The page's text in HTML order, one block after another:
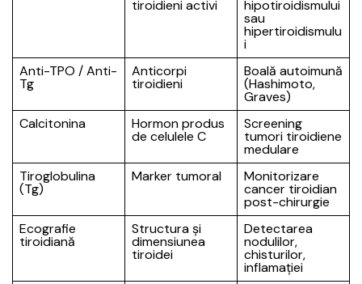
tiroidieni activi hipotiroidismului
sau
hipertiroidismulu
i
Anti-TPO / Anti-
Tg
Anticorpi
tiroidieni
Boală autoimună
(Hashimoto,
Graves)
Calcitonina
Hormon produs
de celulele C
Screening
tumori tiroidiene
medulare
Tiroglobulina
(Tg)
Marker tumoral Monitorizare
cancer tiroidian
post-chirurgie
Ecografie
tiroidiană
Structura și
dimensiunea
tiroidei
Detectarea
nodulilor,
chisturilor,
inflamației